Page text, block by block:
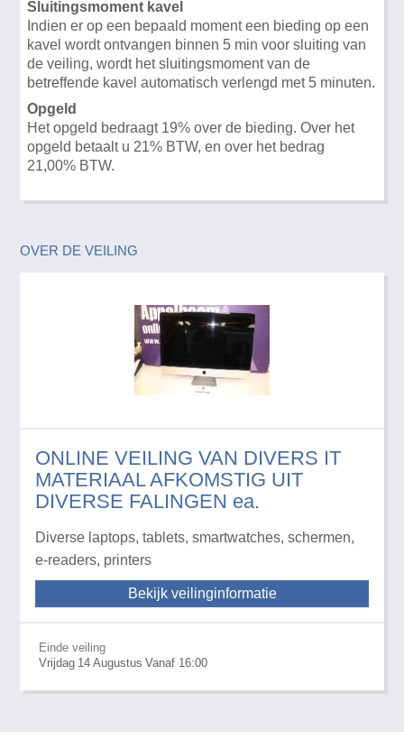
Sluitingsmoment kavel
Indien er op een bepaald moment een bieding op een
kavel wordt ontvangen binnen 5 min voor sluiting van
de veiling, wordt het sluitingsmoment van de
betreffende kavel automatisch verlengd met 5 minuten.
Opgeld
Het opgeld bedraagt 19% over de bieding. Over het
opgeld betaalt u 21% BTW, en over het bedrag
21,00% BTW.
OVER DE VEILING
ONLINE VEILING VAN DIVERS IT
MATERIAAL AFKOMSTIG UIT
DIVERSE FALINGEN ea.
Diverse laptops, tablets, smartwatches, schermen,
e-readers, printers
Bekijk veilinginformatie
Einde veiling
Vrijdag 14 Augustus Vanaf 16:00